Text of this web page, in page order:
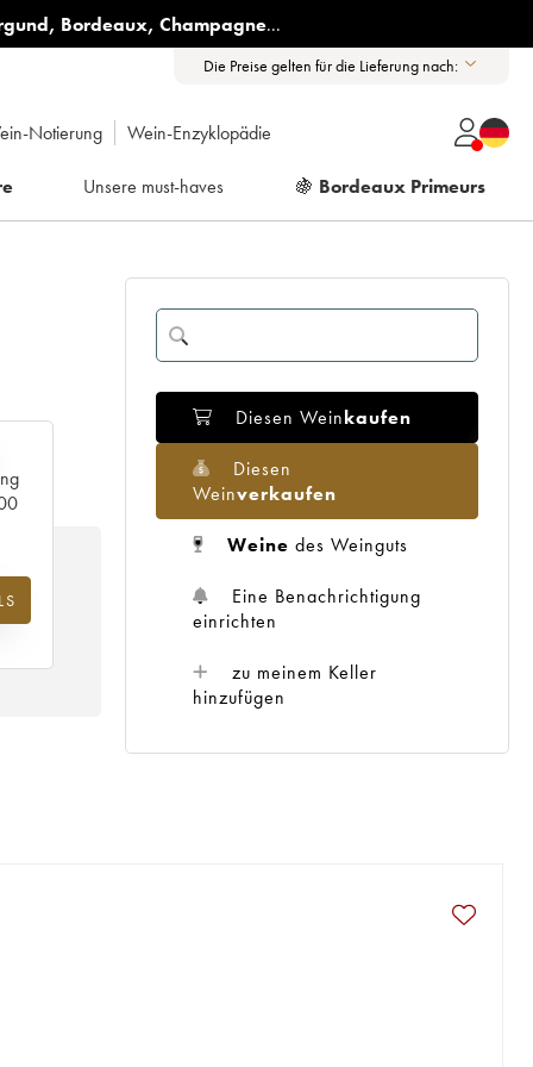
, Bordeaux, Champagne...
Die Preise gelten für die Lieferung nach:
Notierung Wein-Enzyklopädie
Unsere must-haves 🍇 Bordeaux Primeurs
Diesen Weinkaufen
Diesen
Weinverkaufen
Weine des Weinguts
Eine Benachrichtigung
einrichten
zu meinem Keller
hinzufügen